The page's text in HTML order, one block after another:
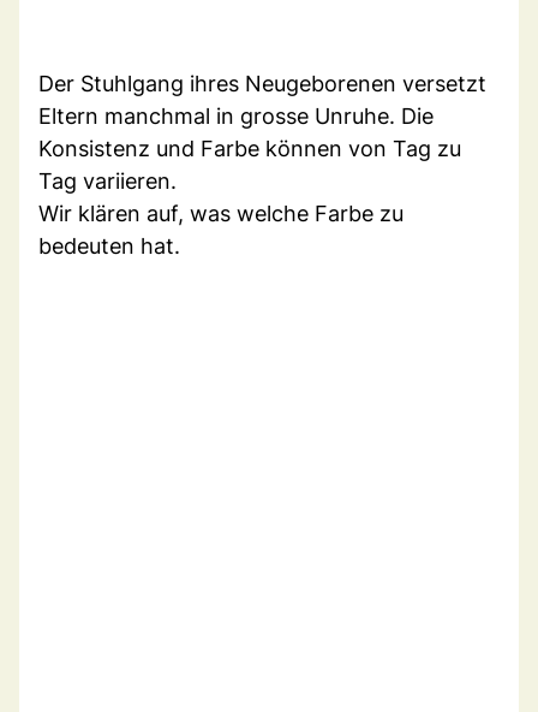
Der Stuhlgang ihres Neugeborenen versetzt
Eltern manchmal in grosse Unruhe. Die
Konsistenz und Farbe können von Tag zu
Tag variieren.
Wir klären auf, was welche Farbe zu
bedeuten hat.